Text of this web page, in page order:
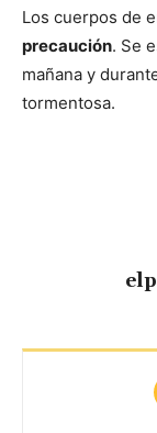
Los cuerpos de
precaución. Se
mañana y
tormentosa.